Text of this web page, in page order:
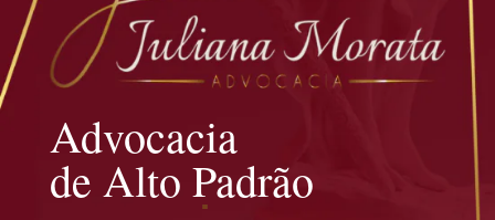
Advocacia
de Alto Padrão